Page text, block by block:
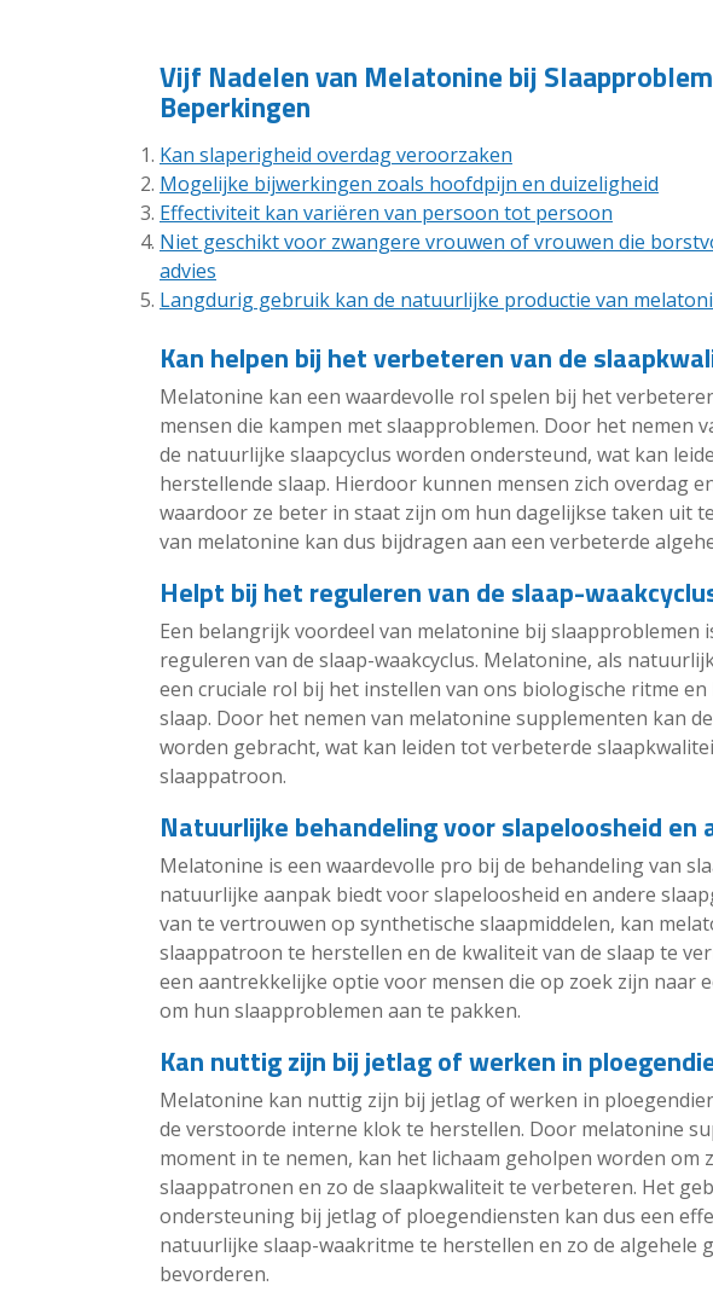
Vijf Nadelen van Melatonine bij
Beperkingen
Kan slaperigheid overdag veroorzaken
Mogelijke bijwerkingen zoals hoofdpijn en duizeligheid
Effectiviteit kan variëren van persoon tot persoon
Niet geschikt voor zwangere vrouwen of vrouwen die
advies
Langdurig gebruik kan de natuurlijke productie van
Kan helpen bij het verbeteren van de
Melatonine kan een waardevolle rol spelen bij het
mensen die kampen met slaapproblemen. Door het nemen
de natuurlijke slaapcyclus worden ondersteund, wat kan
herstellende slaap. Hierdoor kunnen mensen zich overdag
waardoor ze beter in staat zijn om hun dagelijkse taken uit
van melatonine kan dus bijdragen aan een verbeterde
Helpt bij het reguleren van de slaap-
Een belangrijk voordeel van melatonine bij slaapproblemen
reguleren van de slaap-waakcyclus. Melatonine, als
een cruciale rol bij het instellen van ons biologische ritme
slaap. Door het nemen van melatonine supplementen kan
worden gebracht, wat kan leiden tot verbeterde
slaappatroon.
Natuurlijke behandeling voor slapeloosheid en
Melatonine is een waardevolle pro bij de behandeling van
natuurlijke aanpak biedt voor slapeloosheid en andere
van te vertrouwen op synthetische slaapmiddelen, kan
slaappatroon te herstellen en de kwaliteit van de slaap te
een aantrekkelijke optie voor mensen die op zoek zijn naar
om hun slaapproblemen aan te pakken.
Kan nuttig zijn bij jetlag of werken in
Melatonine kan nuttig zijn bij jetlag of werken in
de verstoorde interne klok te herstellen. Door melatonine
moment in te nemen, kan het lichaam geholpen worden om
slaappatronen en zo de slaapkwaliteit te verbeteren. Het
ondersteuning bij jetlag of ploegendiensten kan dus een
natuurlijke slaap-waakritme te herstellen en zo de algehele
bevorderen.